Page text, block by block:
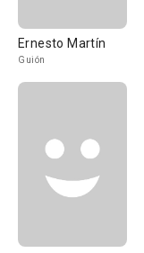
Ernesto Martín
Guión